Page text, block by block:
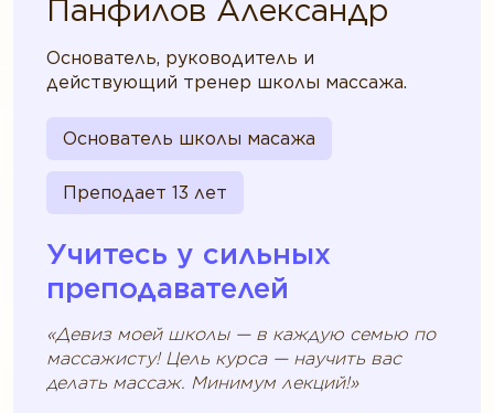
Панфилов Александр
Основатель, руководитель и
действующий тренер школы массажа.
Основатель школы масажа
Преподает 13 лет
Учитесь у сильных
преподавателей
«Девиз моей школы — в каждую семью по
массажисту! Цель курса — научить вас
делать массаж. Минимум лекций!»